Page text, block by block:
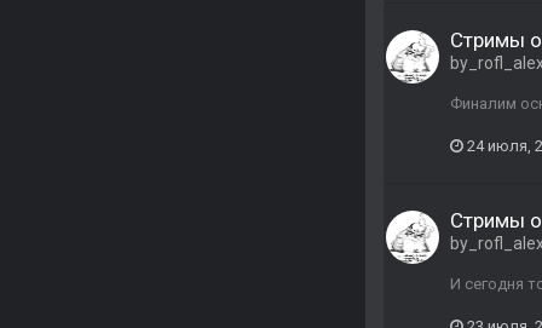
Стримы
Финалим
24 июля,
Стримы
И сегодня